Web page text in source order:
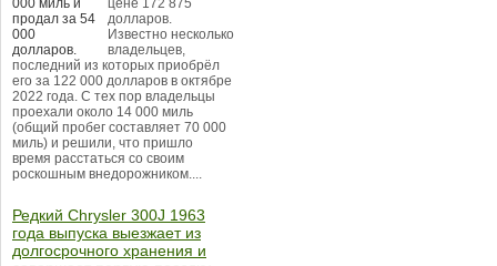
цене 172 875
долларов.
Известно несколько
владельцев,
последний из которых приобрёл
его за 122 000 долларов в октябре
2022 года. С тех пор владельцы
проехали около 14 000 миль
(общий пробег составляет 70 000
миль) и решили, что пришло
время расстаться со своим
роскошным внедорожником....
Редкий Chrysler 300J 1963
года выпуска выезжает из
долгосрочного хранения и